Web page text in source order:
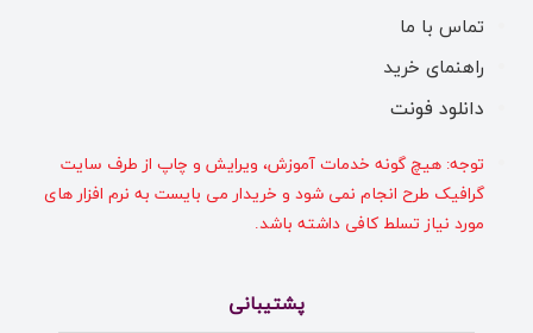
تماس با ما
راهنمای خرید
دانلود فونت
توجه: هیچ گونه خدمات آموزش، ویرایش و چاپ از طرف سایت
گرافیک طرح انجام نمی شود و خریدار می بایست به نرم افزار های
مورد نیاز تسلط کافی داشته باشد.
پشتیبانی